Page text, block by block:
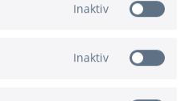
Inaktiv
Inaktiv